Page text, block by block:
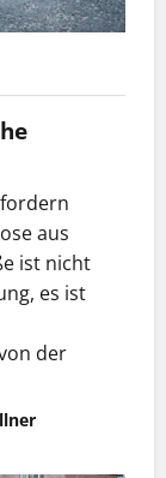
aus
ist nicht
es ist
der